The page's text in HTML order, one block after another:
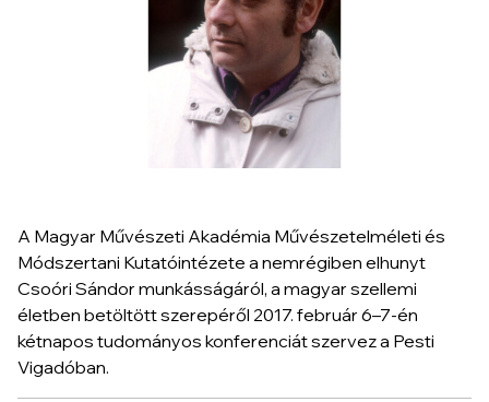
A Magyar Művészeti Akadémia Művészetelméleti és
Módszertani Kutatóintézete a nemrégiben elhunyt
Csoóri Sándor munkásságáról, a magyar szellemi
életben betöltött szerepéről 2017. február 6–7-én
kétnapos tudományos konferenciát szervez a Pesti
Vigadóban.